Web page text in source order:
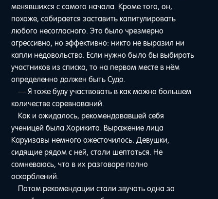
менявшихся с самого начала. Кроме того, он,
похоже, собирается заставить капитулировать
любого несогласного. Это было чрезмерно
агрессивно, но эффективно: никто не выразил ни
капли недовольства. Если нужно было бы выбирать
участников из списка, то на первом месте в нём
определенно должен быть Судо.
— Я тоже буду участвовать в как можно большем
количестве соревнований.
Как и ожидалось, рекомендовавшей себя
ученицей была Хорикита. Выражение лица
Каруизавы немного ожесточилось. Девушки,
сидящие рядом с ней, стали шептаться. Не
сомневаюсь, что в их разговоре полно
оскорблений.
Потом рекомендации стали звучать одна за